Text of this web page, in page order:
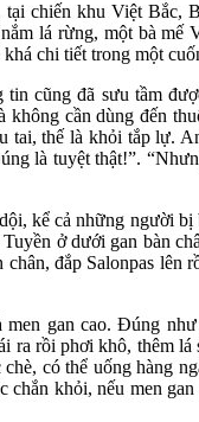
chiến khu Việt Bắc,
lá rừng, một bà mế
chi tiết trong một
cũng đã sưu tầm
không cần dùng đến
tai, thế là khỏi tắp lự.
là tuyệt thật!”.
kể cả những người bị
ở dưới gan bàn
đắp Salonpas lên
men gan cao. Đúng
ra rồi phơi khô, thêm lá
có thể uống hàng
khỏi, nếu men gan